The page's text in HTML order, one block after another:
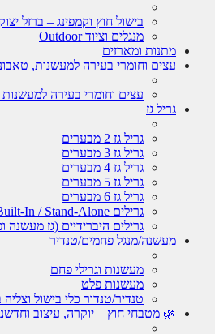
בישול חוץ וקמפינג – ברזל יצוק
מנגלים וציוד Outdoor
מתנות ומארזים
עצים וחומרי בעירה למעשנות,
עצים וחומרי בעירה למעשנות
גריל גז
גריל גז 2 מבערים
גריל גז 3 מבערים
גריל גז 4 מבערים
גריל גז 5 מבערים
גריל גז 6 מבערים
גרילים Built-In / Stand-Alone
גרילים היברידיים (גז מעשנה
מעשנה/מנגל פחמים/טנדיר
מעשנות וגרילי פחם
מעשנות פלט
טנדיר/טנדור כלי בישול
🌿 מטבחי חוץ – יוקרה, עיצוב